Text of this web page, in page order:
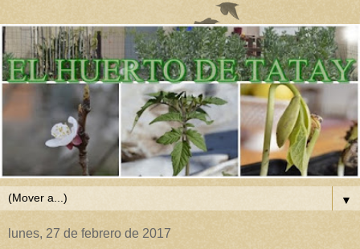
▼
lunes, 27 de febrero de 2017